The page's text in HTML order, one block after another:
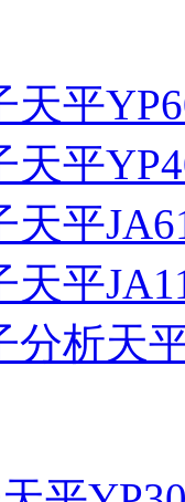
天平
天平
天平
天平
分析天